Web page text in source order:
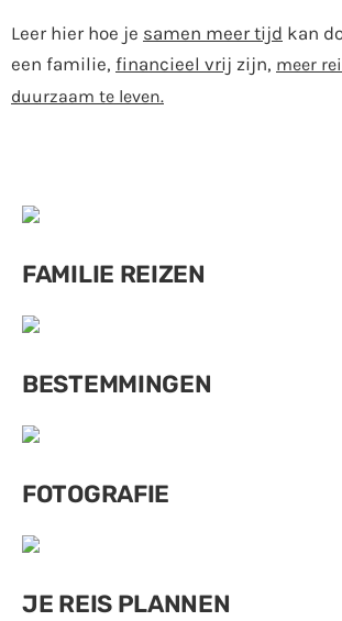
Leer hier hoe je samen meer tijd kan
een familie, financieel vrij zijn, meer
duurzaam te leven.
FAMILIE REIZEN
BESTEMMINGEN
FOTOGRAFIE
JE REIS PLANNEN